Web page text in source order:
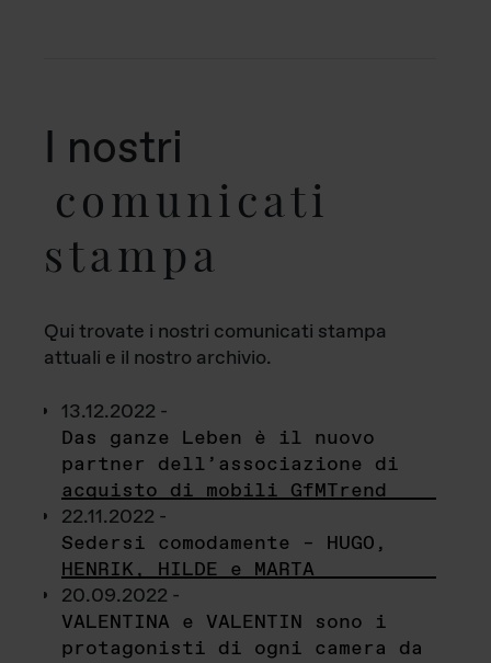
I nostri
comunicati
stampa
Qui trovate i nostri comunicati stampa
attuali e il nostro archivio.
13.12.2022 -
Das ganze Leben è il nuovo
partner dell’associazione di
acquisto di mobili GfMTrend
22.11.2022 -
Sedersi comodamente – HUGO,
HENRIK, HILDE e MARTA
20.09.2022 -
VALENTINA e VALENTIN sono i
protagonisti di ogni camera da